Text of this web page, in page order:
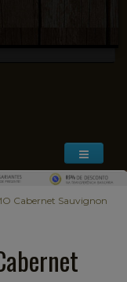
Cabernet Sauvignon